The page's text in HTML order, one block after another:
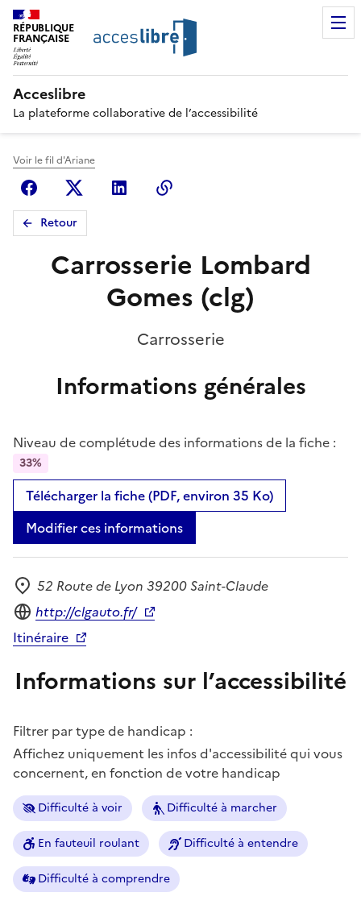
RÉPUBLIQUE
FRANÇAISE
Acceslibre
La plateforme collaborative de l’accessibilité
Voir le fil d'Ariane
FacebookX (anciennement Twitter)
Linkedin
Retour
Carrosserie Lombard
Gomes (clg)
Carrosserie
Informations générales
Niveau de complétude des informations de la fiche :
33%
Télécharger la fiche (PDF, environ 35 Ko)
Modifier ces informations
Adresse
52 Route de Lyon 39200 Saint-Claude
Site internet
http://clgauto.fr/
Itinéraire
Informations sur l’accessibilité
Filtrer par type de handicap :
Affichez uniquement les infos d'accessibilité qui vous
concernent, en fonction de votre handicap
Difficulté à voir Difficulté à marcher
En fauteuil roulant Difficulté à entendre
Difficulté à comprendre